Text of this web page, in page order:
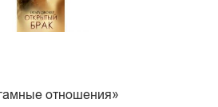
отношения»